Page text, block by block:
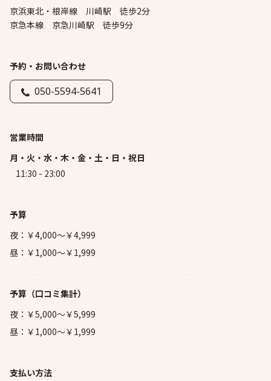
京浜東北・根岸線 川崎駅 徒歩2分
京急本線 京急川崎駅 徒歩9分
予約・お問い合わせ
050-5594-5641
営業時間
月・火・水・木・金・土・日・祝日
11:30 - 23:00
予算
夜：￥4,000～￥4,999
昼：￥1,000～￥1,999
予算 （口コミ集計）
夜：￥5,000～￥5,999
昼：￥1,000～￥1,999
支払い方法